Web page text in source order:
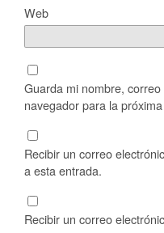
Web
Guarda mi nombre,
navegador para la
Recibir un correo
a esta entrada.
Recibir un correo